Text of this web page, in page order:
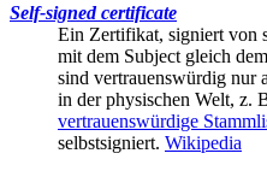
Self-signed certificate
Ein Zertifikat, signiert von
mit dem Subject gleich dem
sind vertrauenswürdig nur
in der physischen Welt, z.
vertrauenswürdige
selbstsigniert. Wikipedia